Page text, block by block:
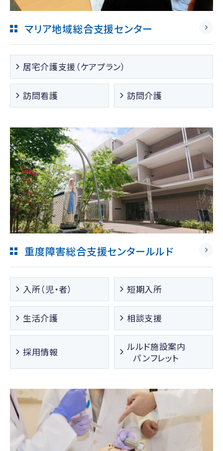
マリア地域総合支援センター
居宅介護支援（ケアプラン）
訪問看護 訪問介護
重度障害総合支援センタールルド
入所（児・者） 短期入所
生活介護 相談支援
採用情報
ルルド施設案内
パンフレット